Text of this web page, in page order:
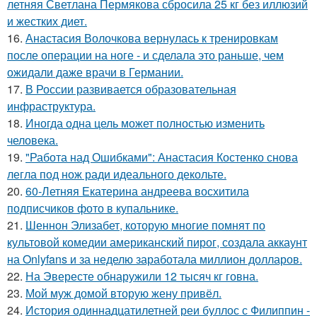
летняя Светлана Пермякова сбросила 25 кг без иллюзий
и жестких диет.
16. Анастасия Волочкова вернулась к тренировкам
после операции на ноге - и сделала это раньше, чем
ожидали даже врачи в Германии.
17. В России развивается образовательная
инфраструктура.
18. Иногда одна цель может полностью изменить
человека.
19. "Работа над Ошибками": Анастасия Костенко снова
легла под нож ради идеального декольте.
20. 60-Летняя Екатерина андреева восхитила
подписчиков фото в купальнике.
21. Шеннон Элизабет, которую многие помнят по
культовой комедии американский пирог, создала аккаунт
на Onlyfans и за неделю заработала миллион долларов.
22. На Эвересте обнаружили 12 тысяч кг говна.
23. Мой муж домой вторую жену привёл.
24. История одиннадцатилетней реи буллос с Филиппин -